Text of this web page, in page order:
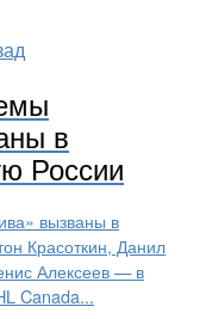
в
России
вызваны в
Красоткин, Данил
Алексеев — в
Canada...